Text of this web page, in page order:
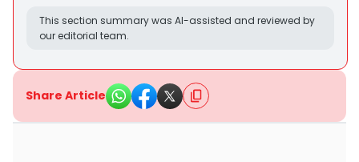
This section summary was AI-assisted and reviewed by
our editorial team.
Share Article